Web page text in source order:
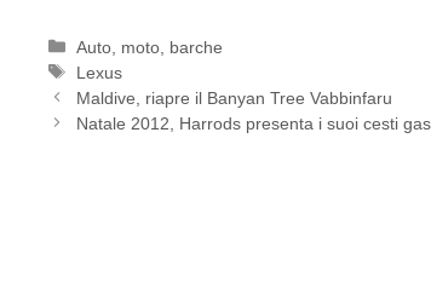
Categorie
Auto, moto, barche
Tag
Lexus
Maldive, riapre il Banyan Tree Vabbinfaru
Natale 2012, Harrods presenta i suoi cesti